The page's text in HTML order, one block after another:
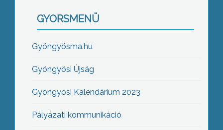
GYORSMENÜ
Gyöngyösma.hu
Gyöngyösi Újság
Gyöngyösi Kalendárium 2023
Pályázati kommunikáció